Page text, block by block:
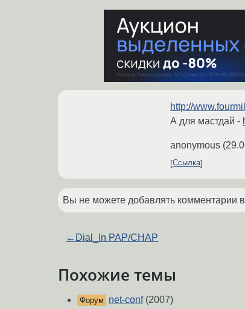
http://
А для мастдай -
anonymous (
Ссылка
Вы не можете добавлять комментарии
← Dial_In PAP/CHAP
Похожие темы
Форум net-conf(2007)